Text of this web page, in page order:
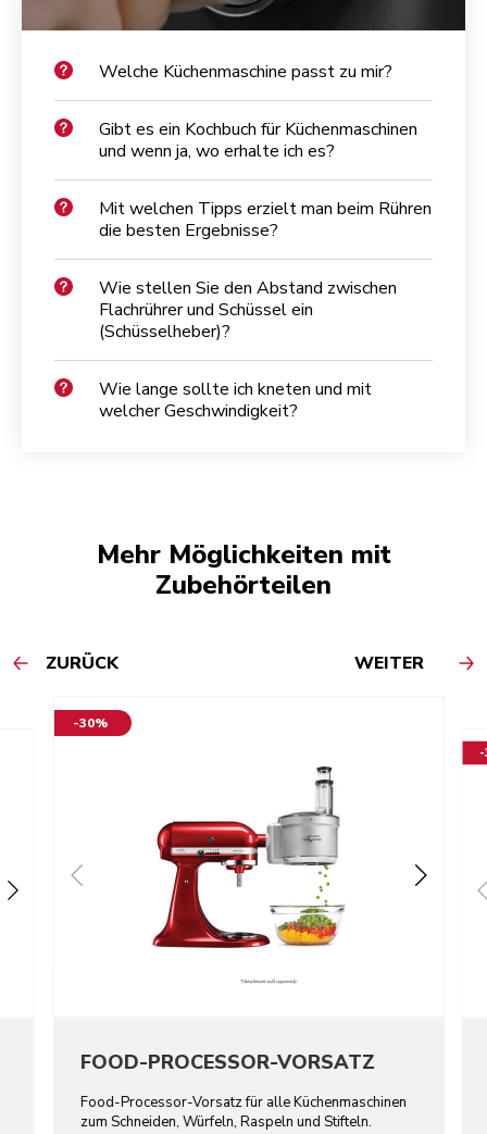
Welche Küchenmaschine passt zu mir?
Gibt es ein Kochbuch für Küchenmaschinen
und wenn ja, wo erhalte ich es?
Mit welchen Tipps erzielt man beim Rühren
die besten Ergebnisse?
Wie stellen Sie den Abstand zwischen
Flachrührer und Schüssel ein
(Schüsselheber)?
Wie lange sollte ich kneten und mit
welcher Geschwindigkeit?
Mehr Möglichkeiten mit
Zubehörteilen
ZURÜCK WEITER
-30%
FOOD-PROCESSOR-VORSATZ
Food-Processor-Vorsatz für alle Küchenmaschinen
zum Schneiden, Würfeln, Raspeln und Stifteln.
-